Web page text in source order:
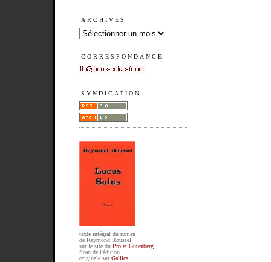
ARCHIVES
CORRESPONDANCE
SYNDICATION
texte intégral du roman
de Raymond Roussel
sur le site du Projet Gutenberg.
Scan de l'édition
originale surGallica.